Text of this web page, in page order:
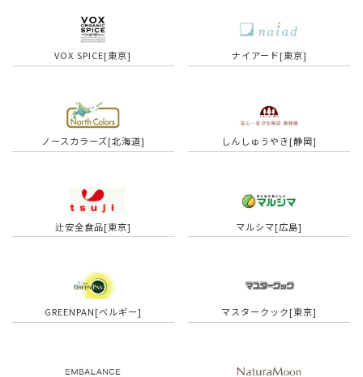
VOX SPICE[東京] ナイアード[東京]
ノースカラーズ[北海道] しんしゅうやき[静岡]
辻安全食品[東京] マルシマ[広島]
GREENPAN[ベルギー] マスタークック[東京]